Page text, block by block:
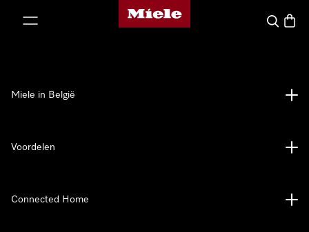
Miele homepage
Wat zoek
Miele in België
Voordelen
Connected Home